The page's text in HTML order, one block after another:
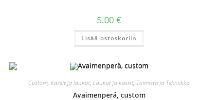
5.00 €
Lisää ostoskoriin
Custom, Kassit ja laukut, Laukut ja kassit, Toimisto ja Tekniikka
Avaimenperä, custom